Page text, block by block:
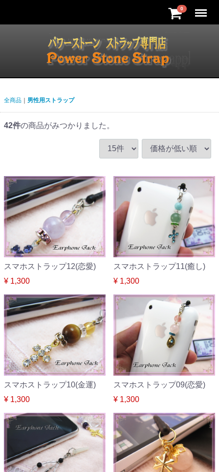
0 Menu
全商品 男性用ストラップ
42件の商品がみつかりました。
スマホストラップ12(恋愛)
¥ 1,300
スマホストラップ11(癒し)
¥ 1,300
スマホストラップ10(金運)
¥ 1,300
スマホストラップ09(恋愛)
¥ 1,300